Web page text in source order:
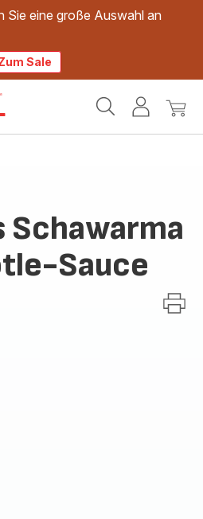
Sie eine große Auswahl an
Sale
Mein
Mein
Sauce